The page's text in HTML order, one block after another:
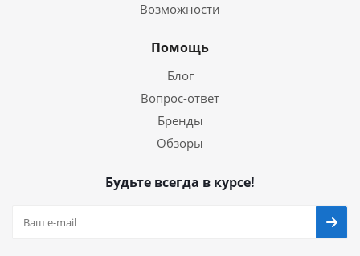
Возможности
Помощь
Блог
Вопрос-ответ
Бренды
Обзоры
Будьте всегда в курсе!